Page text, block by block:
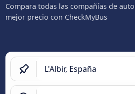
Compara todas las compañías de
mejor precio con CheckMyBus